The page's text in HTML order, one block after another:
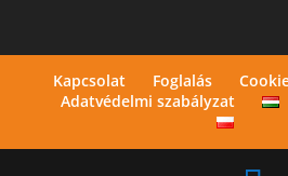
Kapcsolat Foglalás
Adatvédelmi szabályzat